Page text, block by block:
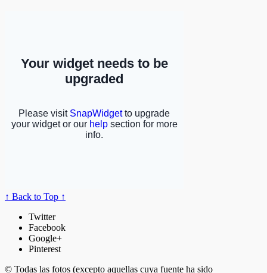
↑ Back to Top ↑
Twitter
Facebook
Google+
Pinterest
© Todas las fotos (excepto aquellas cuya fuente ha sido